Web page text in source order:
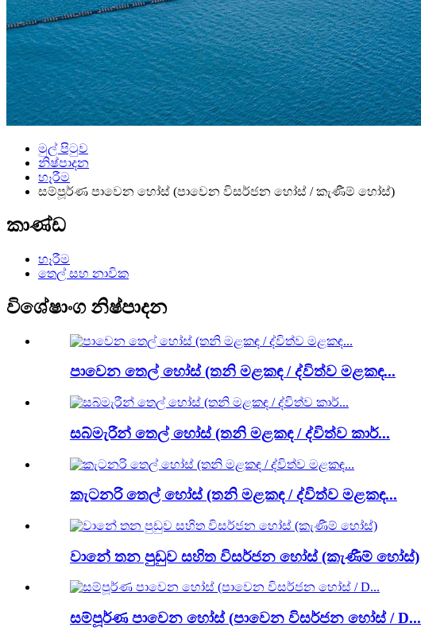
මුල් පිටුව
නිෂ්පාදන
හෑරීම
සම්පූර්ණ පාවෙන හෝස් (පාවෙන විසර්ජන හෝස් / කැණීම් හෝස්)
කාණ්ඩ
හෑරීම
තෙල් සහ නාවික
විශේෂාංග නිෂ්පාදන
පාවෙන තෙල් හෝස් (තනි මළකඳ / ද්විත්ව මළකඳ...
සබ්මැරීන් තෙල් හෝස් (තනි මළකඳ / ද්විත්ව කාර්...
කැටනරි තෙල් හෝස් (තනි මළකඳ / ද්විත්ව මළකඳ...
වානේ තන පුඩුව සහිත විසර්ජන හෝස් (කැණීම් හෝස්)
සම්පූර්ණ පාවෙන හෝස් (පාවෙන විසර්ජන හෝස් / D...